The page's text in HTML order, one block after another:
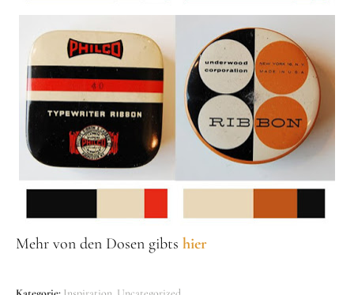
Mehr von den Dosen gibts hier